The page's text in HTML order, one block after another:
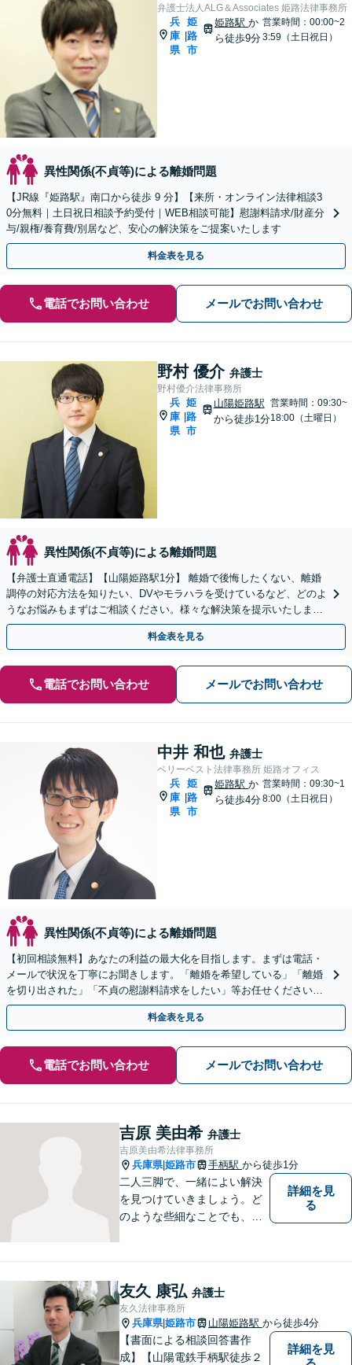
弁護士法人ALG＆Associates 姫路法律事務所
兵
庫
県
姫
路
市
姫路駅か
ら徒歩9分
営業時間：00:00~2
3:59（土日祝日）
異性関係(不貞等)による離婚問題
【JR線『姫路駅』南口から徒歩 9 分】【来所・オンライン法律相談3
0分無料｜土日祝日相談予約受付｜WEB相談可能】慰謝料請求/財産分
与/親権/養育費/別居など、安心の解決策をご提案いたします
料金表を見る
電話でお問い合わせ メールでお問い合わせ
野村 優介 弁護士
野村優介法律事務所
兵
庫
県
姫
路
市
山陽姫路駅
から徒歩1分
営業時間：09:30~
18:00（土曜日）
異性関係(不貞等)による離婚問題
【弁護士直通電話】【山陽姫路駅1分】 離婚で後悔したくない、離婚
調停の対応方法を知りたい、DVやモラハラを受けているなど、どのよ
うなお悩みもまずはご相談ください。様々な解決策を提示いたします
【土日祝対応可】【お子様連れOK】
料金表を見る
電話でお問い合わせ メールでお問い合わせ
中井 和也 弁護士
ベリーベスト法律事務所 姫路オフィス
兵
庫
県
姫
路
市
姫路駅か
ら徒歩4分
営業時間：09:30~1
8:00（土日祝日）
異性関係(不貞等)による離婚問題
【初回相談無料】あなたの利益の最大化を目指します。まずは電話・
メールで状況を丁寧にお聞きします。「離婚を希望している」「離婚
を切り出された」「不貞の慰謝料請求をしたい」等お任せください。
【リーズナブルな料金設定】
料金表を見る
電話でお問い合わせ メールでお問い合わせ
吉原 美由希 弁護士
吉原美由希法律事務所
兵庫県|姫路市 手柄駅 から徒歩1分
二人三脚で、一緒によい解決
を見つけていきましょう。ど
のような些細なことでも、ま
詳細を見
る
友久 康弘 弁護士
友久法律事務所
兵庫県|姫路市 山陽姫路駅 から徒歩4分
【書面による相談回答書作
成】【山陽電鉄手柄駅徒歩２
詳細を見